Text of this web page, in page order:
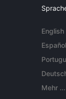
English
Español
Mehr ...